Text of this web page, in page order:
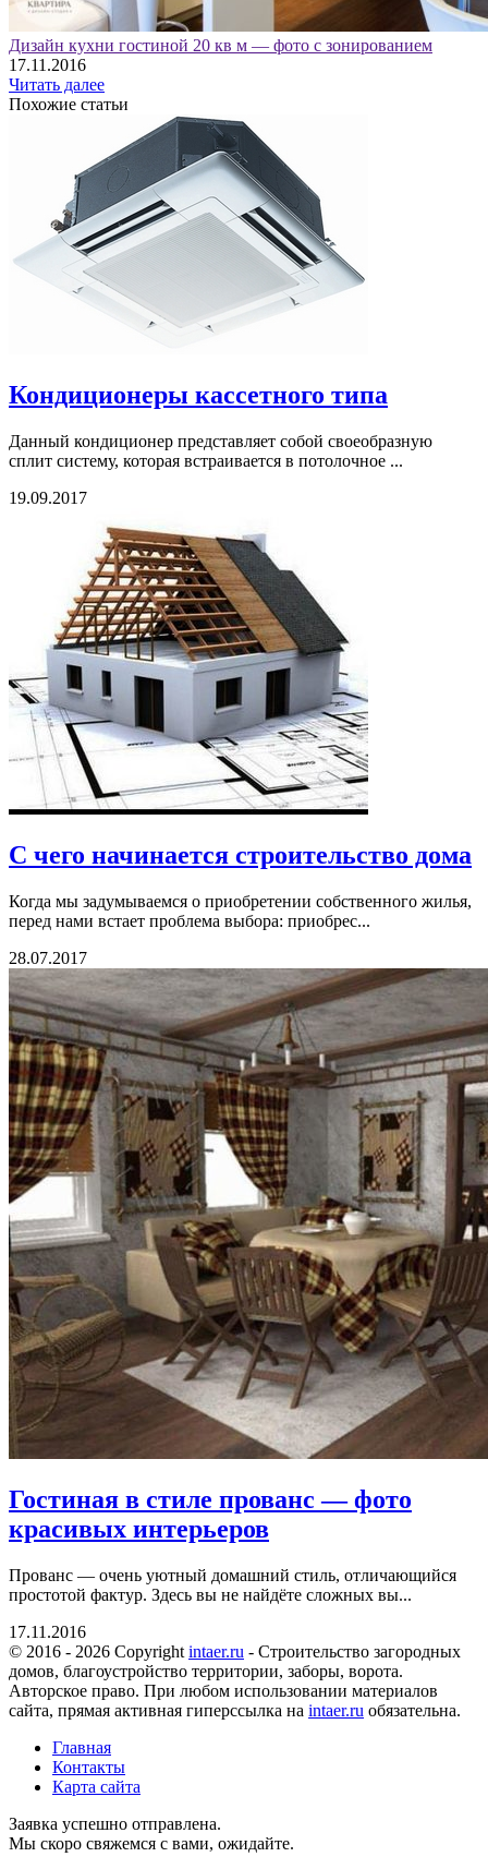
Дизайн кухни гостиной 20 кв м — фото с зонированием
17.11.2016
Читать далее
Похожие статьи
Кондиционеры кассетного типа
Данный кондиционер представляет собой своеобразную
сплит систему, которая встраивается в потолочное ...
19.09.2017
С чего начинается строительство дома
Когда мы задумываемся о приобретении собственного жилья,
перед нами встает проблема выбора: приобрес...
28.07.2017
Гостиная в стиле прованс — фото
красивых интерьеров
Прованс — очень уютный домашний стиль, отличающийся
простотой фактур. Здесь вы не найдёте сложных вы...
17.11.2016
© 2016 - 2026 Copyright intaer.ru - Cтроительство загородных
домов, благоустройство территории, заборы, ворота.
Авторское право. При любом использовании материалов
сайта, прямая активная гиперссылка на intaer.ru обязательна.
Главная
Контакты
Карта сайта
Заявка успешно отправлена.
Мы скоро свяжемся с вами, ожидайте.